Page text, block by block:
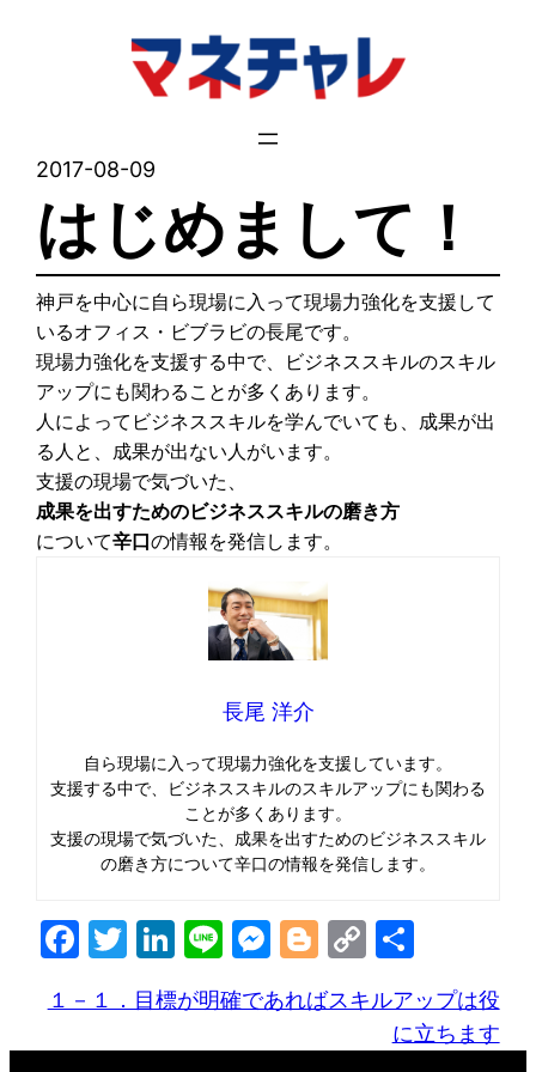
2017-08-09
はじめまして！
神戸を中心に自ら現場に入って現場力強化を支援して
いるオフィス・ビブラビの長尾です。
現場力強化を支援する中で、ビジネススキルのスキル
アップにも関わることが多くあります。
人によってビジネススキルを学んでいても、成果が出
る人と、成果が出ない人がいます。
支援の現場で気づいた、
成果を出すためのビジネススキルの磨き方
について辛口の情報を発信します。
長尾 洋介
自ら現場に入って現場力強化を支援しています。
支援する中で、ビジネススキルのスキルアップにも関わる
ことが多くあります。
支援の現場で気づいた、成果を出すためのビジネススキル
の磨き方について辛口の情報を発信します。
Facebook
Twitter
LinkedIn
LineMessenger
Blogger
Copy
１－１．目標が明確であればスキルアップは役
に立ちます